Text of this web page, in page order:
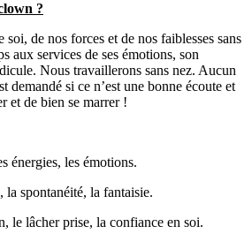
?
de nos forces et de nos faiblesses sans
aux services de ses émotions, son
Nous travaillerons sans nez. Aucun
demandé si ce n’est une bonne écoute et
et de bien se marrer !
énergies, les émotions.
spontanéité, la fantaisie.
le lâcher prise, la confiance en soi.